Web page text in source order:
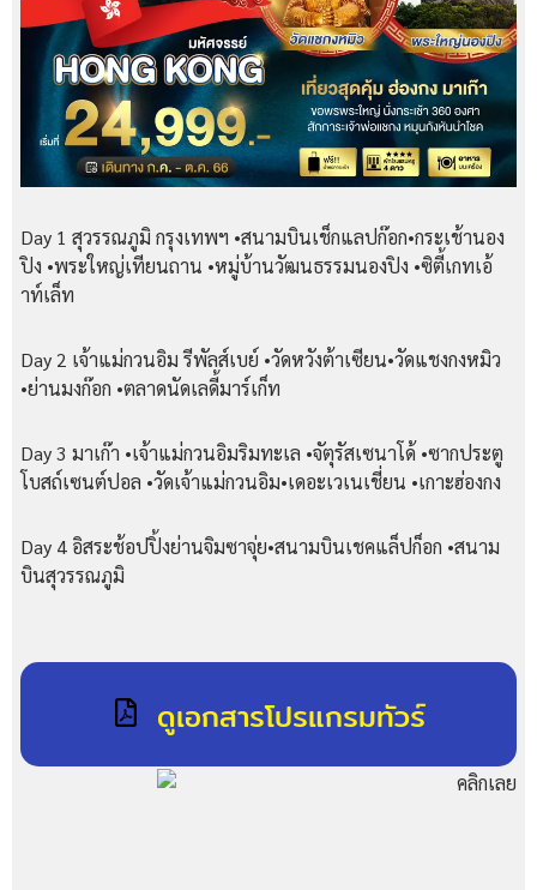
Day 1 สุวรรณภูมิ กรุงเทพฯ •สนามบินเช็กแลปก๊อก•กระเช้านอง
ปิง •พระใหญ่เทียนถาน •หมู่บ้านวัฒนธรรมนองปิง •ซิตี้เกทเอ้
าท์เล็ท
Day 2 เจ้าแม่กวนอิม รีพัลส์เบย์ •วัดหวังต้าเซียน•วัดแชงกงหมิว
•ย่านมงก๊อก •ตลาดนัดเลดี้มาร์เก็ท
Day 3 มาเก๊า •เจ้าแม่กวนอิมริมทะเล •จัตุรัสเซนาโด้ •ซากประตู
โบสถ์เซนต์ปอล •วัดเจ้าแม่กวนอิม•เดอะเวเนเชี่ยน •เกาะฮ่องกง
Day 4 อิสระช้อปปิ้งย่านจิมซาจุ่ย•สนามบินเชคแล็ปก็อก •สนาม
บินสุวรรณภูมิ
ดูเอกสารโปรแกรมทัวร์